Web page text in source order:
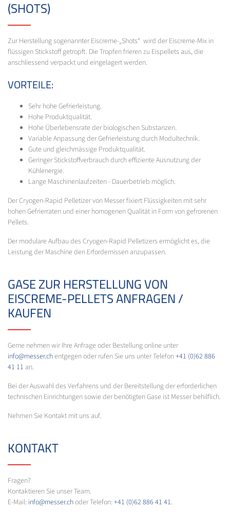
(SHOTS)
Zur Herstellung sogenannter Eiscreme-„Shots“ wird der Eiscreme-Mix in
flüssigen Stickstoff getropft. Die Tropfen frieren zu Eispellets aus, die
anschliessend verpackt und eingelagert werden.
VORTEILE:
Sehr hohe Gefrierleistung.
Hohe Produktqualität.
Hohe Überlebensrate der biologischen Substanzen.
Variable Anpassung der Gefrierleistung durch Modultechnik.
Gute und gleichmässige Produktqualität.
Geringer Stickstoffverbrauch durch effiziente Ausnutzung der
Kühlenergie.
Lange Maschinenlaufzeiten - Dauerbetrieb möglich.
Der Cryogen-Rapid Pelletizer von Messer fixiert Flüssigkeiten mit sehr
hohen Gefrierraten und einer homogenen Qualität in Form von gefrorenen
Pellets.
Der modulare Aufbau des Cryogen-Rapid Pelletizers ermöglicht es, die
Leistung der Maschine den Erfordernissen anzupassen.
GASE ZUR HERSTELLUNG VON
EISCREME-PELLETS ANFRAGEN /
KAUFEN
Gerne nehmen wir Ihre Anfrage oder Bestellung online unter
info@messer.chentgegen oder rufen Sie uns unter Telefon+41 (0)62 886
41 11 an.
Bei der Auswahl des Verfahrens und der Bereitstellung der erforderlichen
technischen Einrichtungen sowie der benötigten Gase ist Messer behilflich.
Nehmen Sie Kontakt mit uns auf.
KONTAKT
Fragen?
Kontaktieren Sie unser Team.
E-Mail: info@messer.choder Telefon: +41 (0)62 886 41 41.